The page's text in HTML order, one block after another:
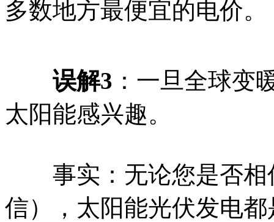
多数地方最便宜的电价。
误解3 ：一旦全球变
太阳能感兴趣。
事实：无论您是否相
信），太阳能光伏发电